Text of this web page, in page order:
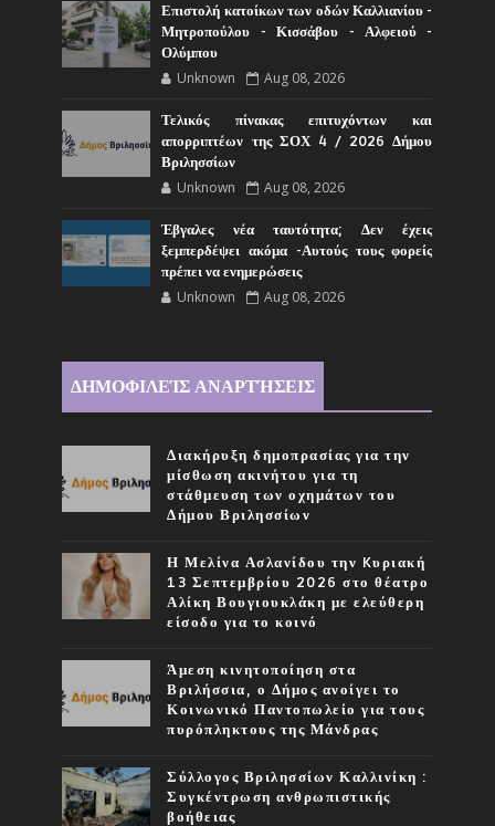
Επιστολή κατοίκων των οδών Καλλιανίου -
Μητροπούλου - Κισσάβου - Αλφειού -
Ολύμπου
Unknown Aug 08, 2026
Τελικός πίνακας επιτυχόντων και
απορριπτέων της ΣΟΧ 4 / 2026 Δήμου
Βριλησσίων
Unknown Aug 08, 2026
Έβγαλες νέα ταυτότητα; Δεν έχεις
ξεμπερδέψει ακόμα -Αυτούς τους φορείς
πρέπει να ενημερώσεις
Unknown Aug 08, 2026
ΔΗΜΟΦΙΛΕΊΣ ΑΝΑΡΤΉΣΕΙΣ
Διακήρυξη δημοπρασίας για την
μίσθωση ακινήτου για τη
στάθμευση των οχημάτων του
Δήμου Βριλησσίων
Η Μελίνα Ασλανίδου την Kυριακή
13 Σεπτεμβρίου 2026 στο θέατρο
Αλίκη Βουγιουκλάκη με ελεύθερη
είσοδο για το κοινό
Άμεση κινητοποίηση στα
Βριλήσσια, ο Δήμος ανοίγει το
Κοινωνικό Παντοπωλείο για τους
πυρόπληκτους της Μάνδρας
Σύλλογος Βριλησσίων Καλλινίκη :
Συγκέντρωση ανθρωπιστικής
βοήθειας